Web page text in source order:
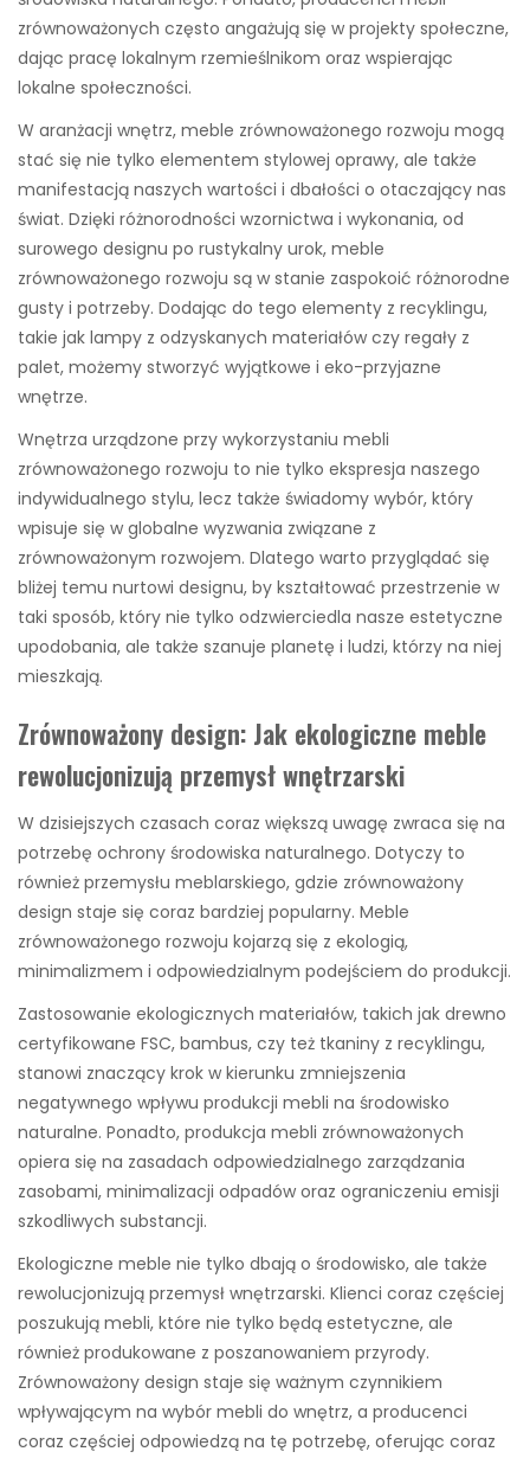
zrównoważonych często angażują się w projekty społeczne,
dając pracę lokalnym rzemieślnikom oraz wspierając
lokalne społeczności.
W aranżacji wnętrz, meble zrównoważonego rozwoju mogą
stać się nie tylko elementem stylowej oprawy, ale także
manifestacją naszych wartości i dbałości o otaczający nas
świat. Dzięki różnorodności wzornictwa i wykonania, od
surowego designu po rustykalny urok, meble
zrównoważonego rozwoju są w stanie zaspokoić różnorodne
gusty i potrzeby. Dodając do tego elementy z recyklingu,
takie jak lampy z odzyskanych materiałów czy regały z
palet, możemy stworzyć wyjątkowe i eko-przyjazne
wnętrze.
Wnętrza urządzone przy wykorzystaniu mebli
zrównoważonego rozwoju to nie tylko ekspresja naszego
indywidualnego stylu, lecz także świadomy wybór, który
wpisuje się w globalne wyzwania związane z
zrównoważonym rozwojem. Dlatego warto przyglądać się
bliżej temu nurtowi designu, by kształtować przestrzenie w
taki sposób, który nie tylko odzwierciedla nasze estetyczne
upodobania, ale także szanuje planetę i ludzi, którzy na niej
mieszkają.
Zrównoważony design: Jak ekologiczne meble
rewolucjonizują przemysł wnętrzarski
W dzisiejszych czasach coraz większą uwagę zwraca się na
potrzebę ochrony środowiska naturalnego. Dotyczy to
również przemysłu meblarskiego, gdzie zrównoważony
design staje się coraz bardziej popularny. Meble
zrównoważonego rozwoju kojarzą się z ekologią,
minimalizmem i odpowiedzialnym podejściem do produkcji.
Zastosowanie ekologicznych materiałów, takich jak drewno
certyfikowane FSC, bambus, czy też tkaniny z recyklingu,
stanowi znaczący krok w kierunku zmniejszenia
negatywnego wpływu produkcji mebli na środowisko
naturalne. Ponadto, produkcja mebli zrównoważonych
opiera się na zasadach odpowiedzialnego zarządzania
zasobami, minimalizacji odpadów oraz ograniczeniu emisji
szkodliwych substancji.
Ekologiczne meble nie tylko dbają o środowisko, ale także
rewolucjonizują przemysł wnętrzarski. Klienci coraz częściej
poszukują mebli, które nie tylko będą estetyczne, ale
również produkowane z poszanowaniem przyrody.
Zrównoważony design staje się ważnym czynnikiem
wpływającym na wybór mebli do wnętrz, a producenci
coraz częściej odpowiedzą na tę potrzebę, oferując coraz